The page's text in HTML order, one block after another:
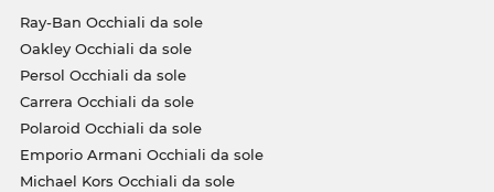
Ray-Ban Occhiali da sole
Oakley Occhiali da sole
Persol Occhiali da sole
Carrera Occhiali da sole
Polaroid Occhiali da sole
Emporio Armani Occhiali da sole
Michael Kors Occhiali da sole